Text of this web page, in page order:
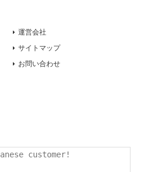
運営会社
サイトマップ
お問い合わせ